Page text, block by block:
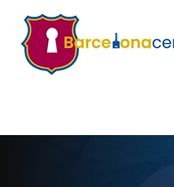
contenido